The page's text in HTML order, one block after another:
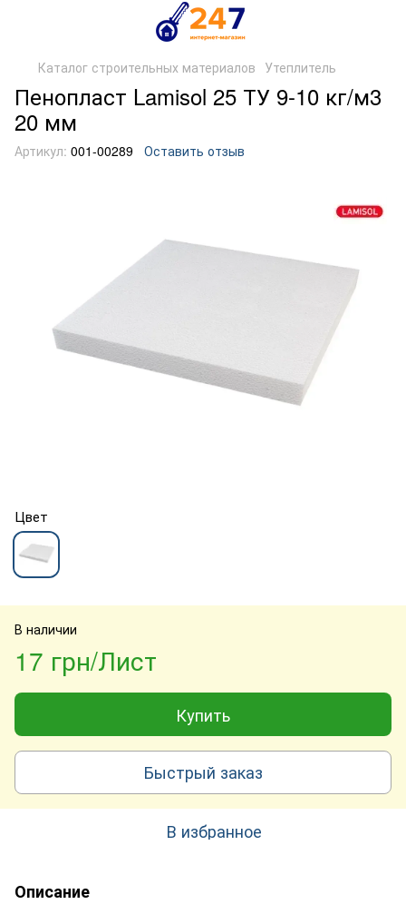
Каталог строительных материалов Утеплитель
Пенопласт Lamisol 25 ТУ 9-10 кг/м3
20 мм
Артикул: 001-00289 Оставить отзыв
Цвет
В наличии
17 грн/Лист
Купить
Быстрый заказ
В избранное
Описание